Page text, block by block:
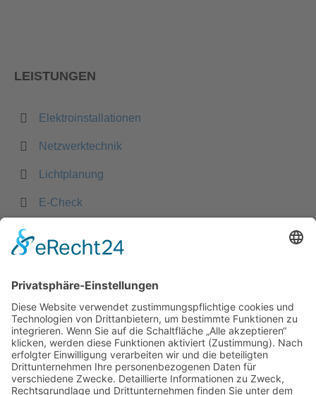
LEISTUNGEN
Elektroinstallationen
Netzwerktechnik
Lichtplanung
E-Check
Blitzschutz
KNX und Funk-Bussysteme
Planung und Projektierung